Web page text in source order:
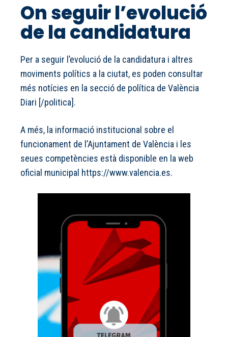
On seguir l’evolució
de la candidatura
Per a seguir l’evolució de la candidatura i altres
moviments polítics a la ciutat, es poden consultar
més notícies en la secció de política de València
Diari [/politica].
A més, la informació institucional sobre el
funcionament de l’Ajuntament de València i les
seues competències està disponible en la web
oficial municipal https://www.valencia.es.